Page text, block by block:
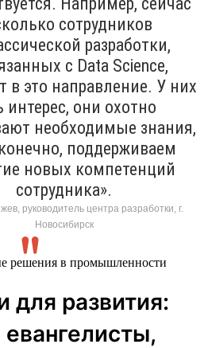
сотрудников
разработки,
с Data Science,
в это направление. У них
интерес, они охотно
необходимые знания,
поддерживаем
новых компетенций
сотрудника».
руководитель центра разработки, г.
Новосибирск
для развития: